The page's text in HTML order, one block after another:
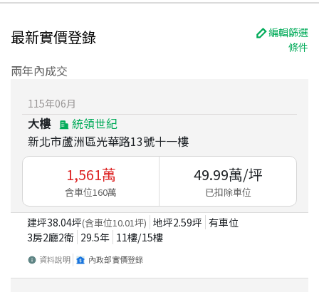
最新實價登錄
編輯篩選
條件
兩年內成交
115年06月
大樓
統領世紀
新北市蘆洲區光華路13號十一樓
1,561萬
含車位160萬
49.99萬/坪
已扣除車位
建坪38.04坪(含車位10.01坪) 地坪2.59坪 有車位
3房2廳2衛 29.5年 11樓/15樓
資料說明 內政部實價登錄